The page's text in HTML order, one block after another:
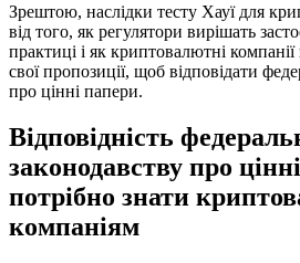
Зрештою, наслідки тесту Хауї для
від того, як регулятори вирішать
практиці і як криптовалютні
свої пропозиції, щоб відповідати
про цінні папери.
Відповідність
законодавству про
потрібно знати
компаніям